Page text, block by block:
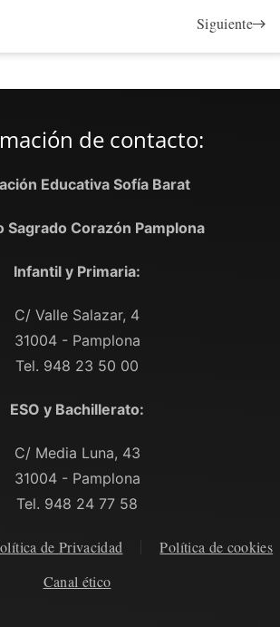
Siguiente
de contacto:
Educativa Sofía Barat
Sagrado Corazón Pamplona
Infantil y Primaria:
C/ Valle Salazar, 4
31004 - Pamplona
Tel. 948 23 50 00
ESO y Bachillerato:
C/ Media Luna, 43
31004 - Pamplona
Tel. 948 24 77 58
de Privacidad
Política de cookies
Canal ético